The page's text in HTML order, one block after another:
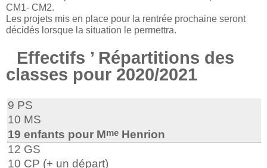
CM1- CM2.
Les projets mis en place pour la rentrée prochaine seront
décidés lorsque la situation le permettra.
Effectifs ’ Répartitions des
classes pour 2020/2021
9 PS
10 MS
19 enfants pour Mme Henrion
12 GS
10 CP (+ un départ)